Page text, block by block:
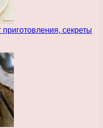
секреты